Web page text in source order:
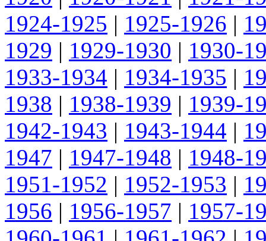
1924-1925 | 1925-1926 |
1929 | 1929-1930 | 1930-
1933-1934 | 1934-1935 |
1938 | 1938-1939 | 1939-
1942-1943 | 1943-1944 |
1947 | 1947-1948 | 1948-
1951-1952 | 1952-1953 |
1956 | 1956-1957 | 1957-